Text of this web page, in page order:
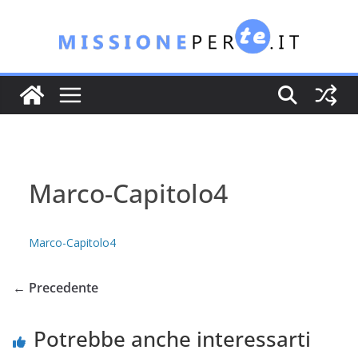
contenuto
Marco-Capitolo4
Marco-Capitolo4
← Precedente
Potrebbe anche interessarti